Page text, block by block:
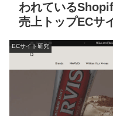
われている
売上トップECサ
ECサイト研究